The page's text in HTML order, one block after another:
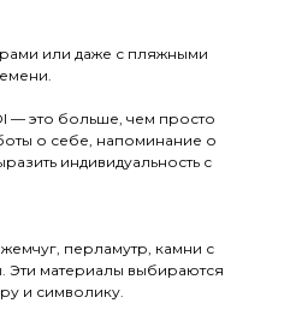
или даже с пляжными
— это больше, чем просто
о себе, напоминание о
индивидуальность с
перламутр, камни с
Эти материалы выбираются
и символику.